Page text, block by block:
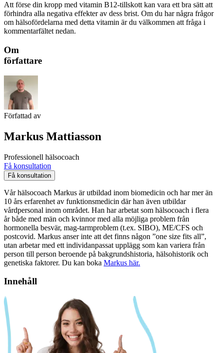
Att förse din kropp med vitamin B12-tillskott kan vara ett bra sätt att
förhindra alla negativa effekter av dess brist. Om du har några frågor
om hälsofördelarna med detta vitamin är du välkommen att fråga i
kommentarfältet nedan.
Om
författare
Författad av
Markus Mattiasson
Professionell hälsocoach
Få konsultation
Få konsultation
Vår hälsocoach Markus är utbildad inom biomedicin och har mer än
10 års erfarenhet av funktionsmedicin där han även utbildar
vårdpersonal inom området. Han har arbetat som hälsocoach i flera
år både med män och kvinnor med alla möjliga problem från
hormonella besvär, mag-tarmproblem (t.ex. SIBO), ME/CFS och
postcovid. Markus anser inte att det finns någon ”one size fits all”,
utan arbetar med ett individanpassat upplägg som kan variera från
person till person beroende på bakgrundshistoria, hälsohistorik och
genetiska faktorer. Du kan boka Markus här.
Innehåll